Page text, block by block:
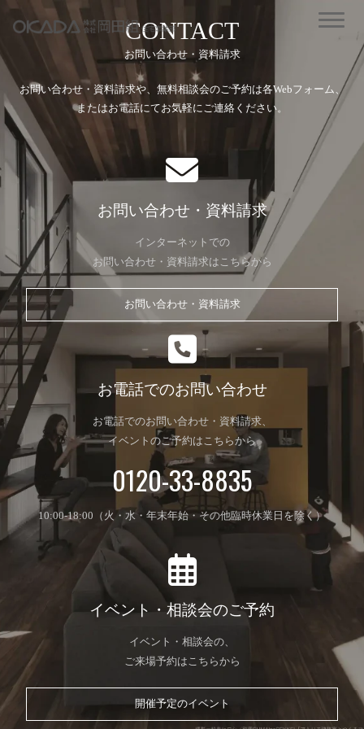
CONTACT
お問い合わせ・資料請求
お問い合わせ・資料請求や、無料相談会のご予約は各Webフォーム、
またはお電話にてお気軽にご連絡ください。
お問い合わせ・資料請求
インターネットでの
お問い合わせ・資料請求はこちらから
お問い合わせ・資料請求
お電話でのお問い合わせ
お電話でのお問い合わせ・資料請求、
イベントのご予約はこちらから
0120-33-8835
10:00-18:00（火・水・年末年始・その他臨時休業日を除く）
イベント・相談会のご予約
イベント・相談会の、
ご来場予約はこちらから
開催予定のイベント